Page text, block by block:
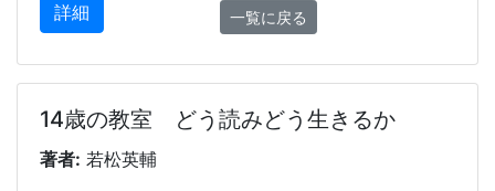
詳細 一覧に戻る
14歳の教室 どう読みどう生きるか
著者: 若松英輔